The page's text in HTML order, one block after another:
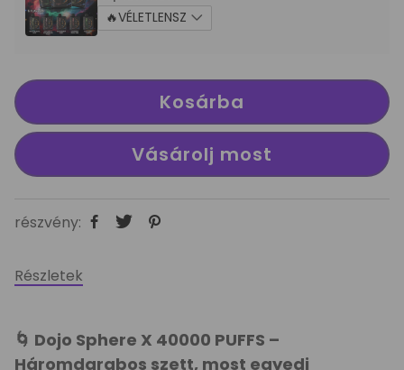
Kosárba
Vásárolj most
részvény:
Részletek
🌀 Dojo Sphere X 40000 PUFFS –
Háromdarabos szett, most egyedi